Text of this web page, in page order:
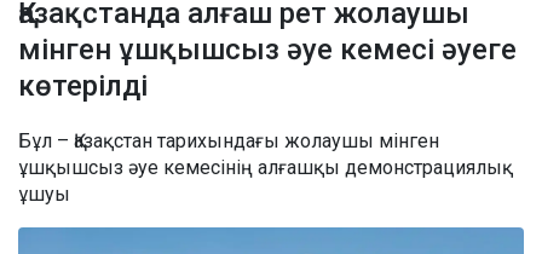
Қазақстанда алғаш рет жолаушы
мінген ұшқышсыз әуе кемесі әуеге
көтерілді
Бұл – Қазақстан тарихындағы жолаушы мінген
ұшқышсыз әуе кемесінің алғашқы демонстрациялық
ұшуы